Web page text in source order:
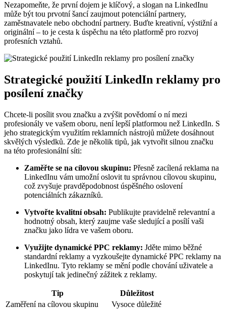
Nezapomeňte, že první dojem je klíčový, a slogan na LinkedInu
může být tou prvotní šancí zaujmout potenciální partnery,
zaměstnavatele nebo obchodní partnery. Buďte kreativní, výstižní a
originální – to je cesta k úspěchu na této platformě pro rozvoj
profesních vztahů.
Strategické použití LinkedIn reklamy pro
posílení značky
Chcete-li posílit svou značku a zvýšit povědomí o ní mezi
profesionály ve vašem oboru, není lepší platformou než LinkedIn. S
jeho strategickým využitím reklamních nástrojů můžete dosáhnout
skvělých výsledků. Zde je několik tipů, jak vytvořit silnou značku
na této profesionální síti:
Zaměřte se na cílovou skupinu: Přesně zacílená reklama na
LinkedInu vám umožní oslovit tu správnou cílovou skupinu,
což zvyšuje pravděpodobnost úspěšného oslovení
potenciálních zákazníků.
Vytvořte kvalitní obsah: Publikujte pravidelně relevantní a
hodnotný obsah, který zaujme vaše sledující a posílí vaši
značku jako lídra ve vašem oboru.
Využijte dynamické PPC reklamy: Jděte mimo běžné
standardní reklamy a vyzkoušejte dynamické PPC reklamy na
LinkedInu. Tyto reklamy se mění podle chování uživatele a
poskytují tak jedinečný zážitek z reklamy.
Tip
Důležitost
Zaměření na cílovou skupinu
Vysoce důležité